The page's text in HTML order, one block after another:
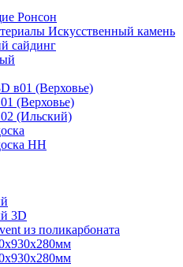
Ронсон
Искусственный камень
сайдинг
в01 (Верховье)
(Верховье)
(Ильский)
НН
3D
из поликарбоната